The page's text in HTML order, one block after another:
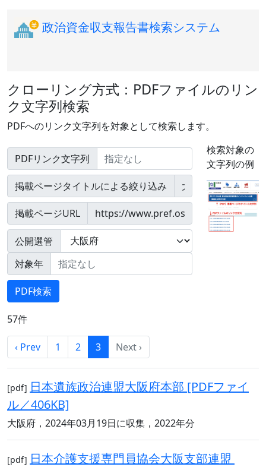
政治資金収支報告書検索システム
クローリング方式：PDFファイルのリン
ク文字列検索
PDFへのリンク文字列を対象として検索します。
PDFリンク文字列
掲載ページタイトルによる絞り込み
掲載ページURL
公開選管
対象年
検索対象の
文字列の例
57件
‹ Prev 1 2 3 Next ›
[pdf] 日本遺族政治連盟大阪府本部 [PDFファイ
ル／406KB]
大阪府，2024年03月19日に収集，2022年分
[pdf] 日本介護支援専門員協会大阪支部連盟